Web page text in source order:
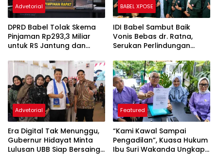
Advetorial
DPRD Babel Tolak Skema
Pinjaman Rp293,3 Miliar
untuk RS Jantung dan
Kejar Royalti Timah
BABEL XPOSE
IDI Babel Sambut Baik
Vonis Bebas dr. Ratna,
Serukan Perlindungan
Tenaga Kesehatan
Advetorial
Era Digital Tak Menunggu,
Gubernur Hidayat Minta
Lulusan UBB Siap Bersaing
Featured
“Kami Kawal Sampai
Pengadilan”, Kuasa Hukum
Ibu Suri Wakanda Ungkap